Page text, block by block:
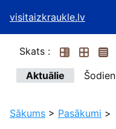
visitaizkraukle.lv
Skats :
Aktuālie
Šodien
Sākums > Pasākumi >